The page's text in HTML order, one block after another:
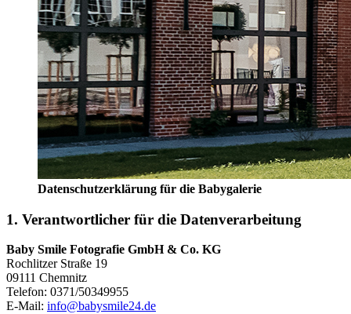
Datenschutzerklärung für die Babygalerie
1. Verantwortlicher für die Datenverarbeitung
Baby Smile Fotografie GmbH & Co. KG
Rochlitzer Straße 19
09111 Chemnitz
Telefon: 0371/50349955
E-Mail: info@babysmile24.de